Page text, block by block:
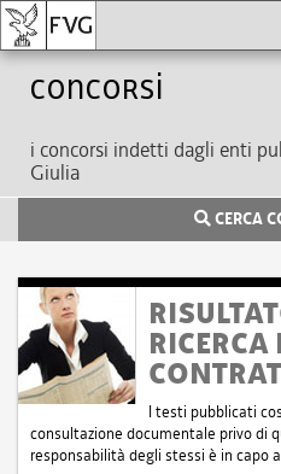
Concorsi
i concorsi indetti dagli enti
Giulia
CERCA
RICERCA
I testi pubblicati
consultazione documentale privo di
responsabilità degli stessi è in capo